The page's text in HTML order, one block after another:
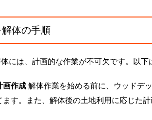
体の手順
には、計画的な作業が不可欠です。以下
画作成 解体作業を始める前に、ウッドデ
す。また、解体後の土地利用に応じた計